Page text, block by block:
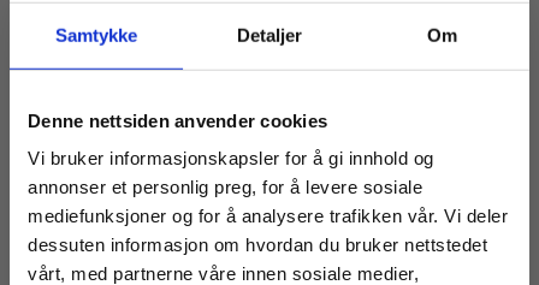
Samtykke Detaljer Om
Denne nettsiden anvender cookies
Vi bruker informasjonskapsler for å gi innhold og
annonser et personlig preg, for å levere sosiale
mediefunksjoner og for å analysere trafikken vår. Vi deler
dessuten informasjon om hvordan du bruker nettstedet
vårt, med partnerne våre innen sosiale medier,
LES MER